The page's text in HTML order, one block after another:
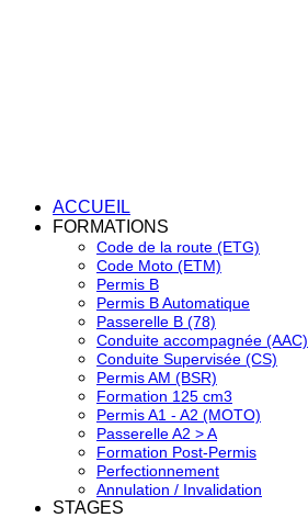
ACCUEIL
FORMATIONS
Code de la route (ETG)
Code Moto (ETM)
Permis B
Permis B Automatique
Passerelle B (78)
Conduite accompagnée (AAC)
Conduite Supervisée (CS)
Permis AM (BSR)
Formation 125 cm3
Permis A1 - A2 (MOTO)
Passerelle A2 > A
Formation Post-Permis
Perfectionnement
Annulation / Invalidation
STAGES